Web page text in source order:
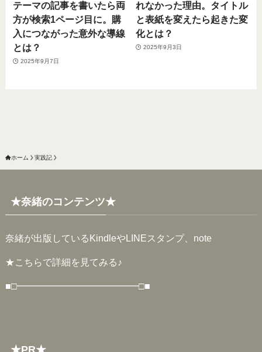
テーマの記事を書いたら両
方が検索1ページ目に。購
入につながった意外な導線
とは？
2025年9月7日
れなかった理由。タイトル
と表紙を変えたら起きた変
化とは？
2025年9月3日
ホーム 実践記
★奈緒のコンテンツ★
奈緒が出版しているKindleやLINEスタンプ、note
★こちらで詳細を見てみる♪
■□━━━━━━━━━━━━━□■